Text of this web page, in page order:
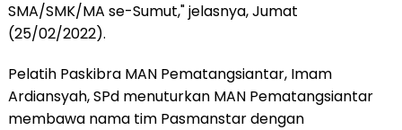
SMA/SMK/MA se-Sumut," jelasnya, Jumat
(25/02/2022).
Pelatih Paskibra MAN Pematangsiantar, Imam
Ardiansyah, SPd menuturkan MAN Pematangsiantar
membawa nama tim Pasmanstar dengan